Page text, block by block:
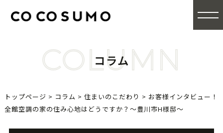
COLUMN
コラム
トップページ > コラム > 住まいのこだわり > お客様インタビュー！
全館空調の家の住み心地はどうですか？〜豊川市H様邸〜